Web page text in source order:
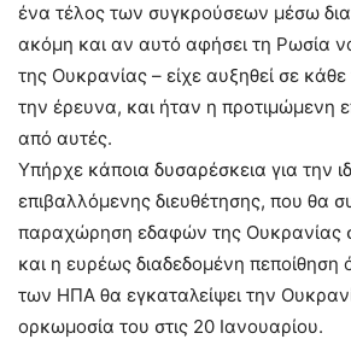
ένα τέλος των συγκρούσεων μέσω
ακόμη και αν αυτό αφήσει τη Ρωσία
της Ουκρανίας – είχε αυξηθεί σε
την έρευνα, και ήταν η προτιμώμενη
από αυτές.
Υπήρχε κάποια δυσαρέσκεια για την
επιβαλλόμενης διευθέτησης, που θα
παραχώρηση εδαφών της Ουκρανίας
και η ευρέως διαδεδομένη πεποίθηση
των ΗΠΑ θα εγκαταλείψει την
ορκωμοσία του στις 20 Ιανουαρίου.